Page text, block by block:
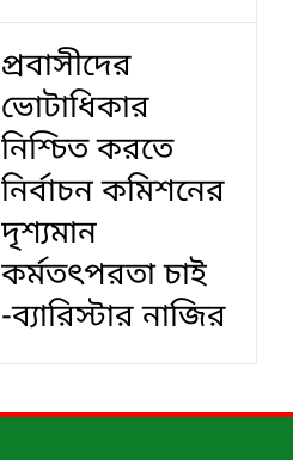
প্রবাসীদের
ভোটাধিকার
নিশ্চিত করতে
নির্বাচন কমিশনের
দৃশ‍্যমান
কর্মতৎপরতা চাই
-ব্যারিস্টার নাজির